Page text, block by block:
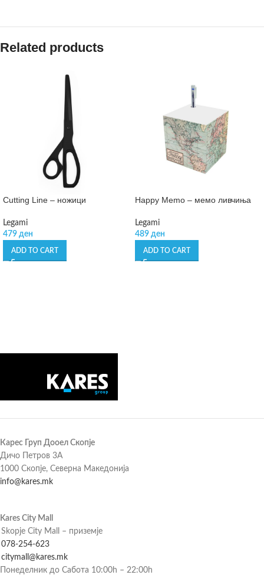
Related products
Cutting Line – ножици
Legami
479 ден
ADD TO CART
Happy Memo – мемо ливчиња
Legami
489 ден
ADD TO CART
Карес Груп Дооел Скопје
Дичо Петров 3А
1000 Скопје, Северна Македонија
info@kares.mk
Kares City Mall
Skopje City Mall – приземје
078-254-623
citymall@kares.mk
Понеделник до Сабота 10:00h – 22:00h